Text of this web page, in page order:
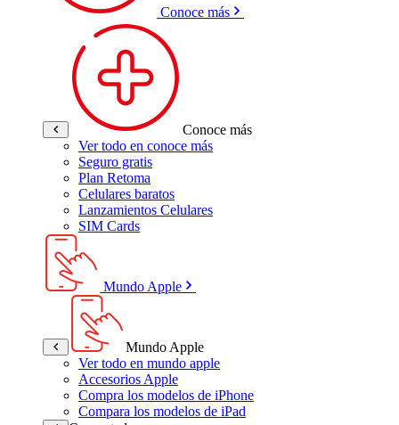
Conoce más
Conoce más
Ver todo en conoce más
Seguro gratis
Plan Retoma
Celulares baratos
Lanzamientos Celulares
SIM Cards
Mundo Apple
Mundo Apple
Ver todo en mundo apple
Accesorios Apple
Compra los modelos de iPhone
Compara los modelos de iPad